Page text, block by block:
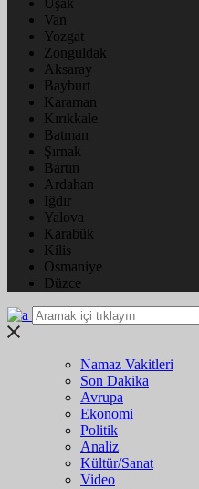
Uşak
Van
Yozgat
Zonguldak
Aksaray
Bayburt
Karaman
Kırıkkale
Batman
Şırnak
Bartın
Ardahan
Iğdır
Yalova
Karabük
Kilis
Osmaniye
Düzce
Namaz Vakitleri
Son Dakika
Avrupa
Ekonomi
Politik
Analiz
Kültür/Sanat
Video